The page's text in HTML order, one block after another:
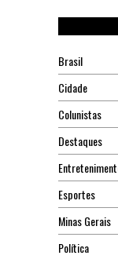
Brasil
Cidade
Colunistas
Destaques
Esportes
Minas Gerais
Política